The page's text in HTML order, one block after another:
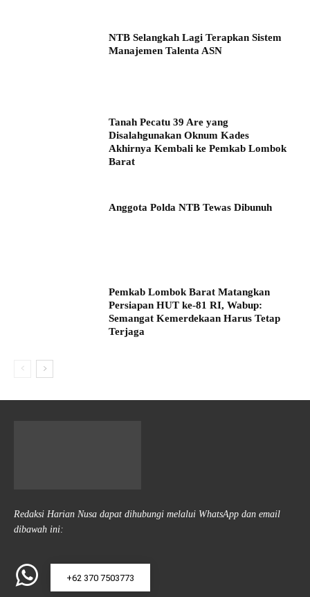
NTB Selangkah Lagi Terapkan Sistem
Manajemen Talenta ASN
Tanah Pecatu 39 Are yang
Disalahgunakan Oknum Kades
Akhirnya Kembali ke Pemkab Lombok
Barat
Anggota Polda NTB Tewas Dibunuh
Pemkab Lombok Barat Matangkan
Persiapan HUT ke-81 RI, Wabup:
Semangat Kemerdekaan Harus Tetap
Terjaga
Redaksi Harian Nusa dapat dihubungi melalui WhatsApp dan email
dibawah ini:
+62 370 7503773